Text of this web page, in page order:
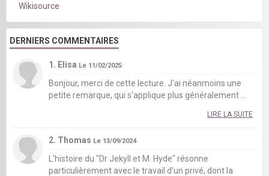
Wikisource
DERNIERS COMMENTAIRES
1. Elisa Le 11/02/2025
Bonjour, merci de cette lecture. J'ai néanmoins une
petite remarque, qui s'applique plus généralement ...
LIRE LA SUITE
2. Thomas Le 13/09/2024
L'histoire du "Dr Jekyll et M. Hyde" résonne
particulièrement avec le travail d'un privé, dont la